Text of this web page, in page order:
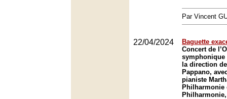
Par Vincent
22/04/2024
Baguette
Concert de
symphonique
la direction
Pappano,
pianiste
Philharmonie